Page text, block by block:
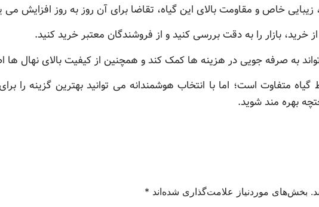
خاص و مقاومت بالای این گیاه، تقاضا برای آن روز به روز افزایش می
خرید، بازار را به دقت بررسی کنید و از فروشندگان معتبر خرید کنید.
به صرفه جویی در هزینه ها کمک کند و همچنین از کیفیت بالای نهال ها
متفاوت است؛ اما با انتخاب هوشمندانه می توانید بهترین گزینه را
بهره مند شوید.
بخش‌های موردنیاز علامت‌گذاری شده‌اند *